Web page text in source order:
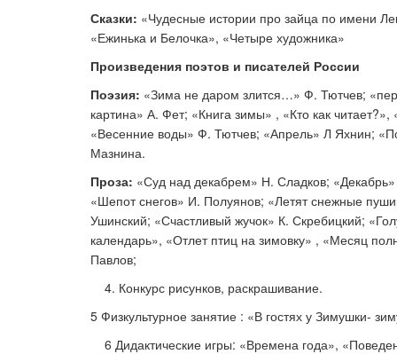
Сказки: «Чудесные истории про зайца по имени
«Ежинька и Белочка», «Четыре художника»
Произведения поэтов и писателей России
Поэзия: «Зима не даром злится…» Ф. Тютчев;
картина» А. Фет; «Книга зимы» , «Кто как
«Весенние воды» Ф. Тютчев; «Апрель» Л Яхнин;
Мазнина.
Проза: «Суд над декабрем» Н. Сладков;
«Шепот снегов» И. Полуянов; «Летят снежные
Ушинский; «Счастливый жучок» К. Скребицкий;
календарь», «Отлет птиц на зимовку» , «Месяц
Павлов;
4. Конкурс рисунков, раскрашивание.
5 Физкультурное занятие : «В гостях у Зимушки-
6 Дидактические игры: «Времена года»,